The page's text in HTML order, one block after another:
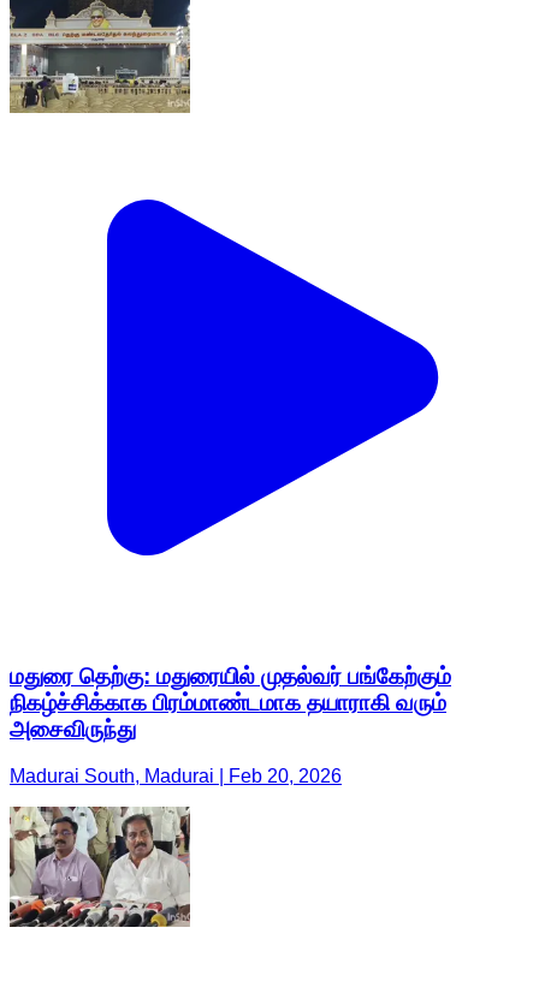
மதுரை தெற்கு: மதுரையில் முதல்வர் பங்கேற்கும்
நிகழ்ச்சிக்காக பிரம்மாண்டமாக தயாராகி வரும்
அசைவிருந்து
Madurai South, Madurai | Feb 20, 2026